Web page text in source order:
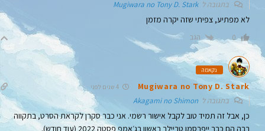
בתגובה לMugiwara no Tony D. Stark
לא מפתיע, צפיתי שזה יקרה מזמן
0 הגב
נקאמה
Mugiwara no Tony D. Stark 4 שנים לפני
בתגובה ל Akagami no Shimon
כן, אבל זה תמיד טוב לקבל אישור רשמי. אני כבר סקרן לקראת הסרט, בתקווה
רבה הם כבר ייפרסמו טריילר ראשון בג׳אמפ פסטה 2022 (עוד חודש).